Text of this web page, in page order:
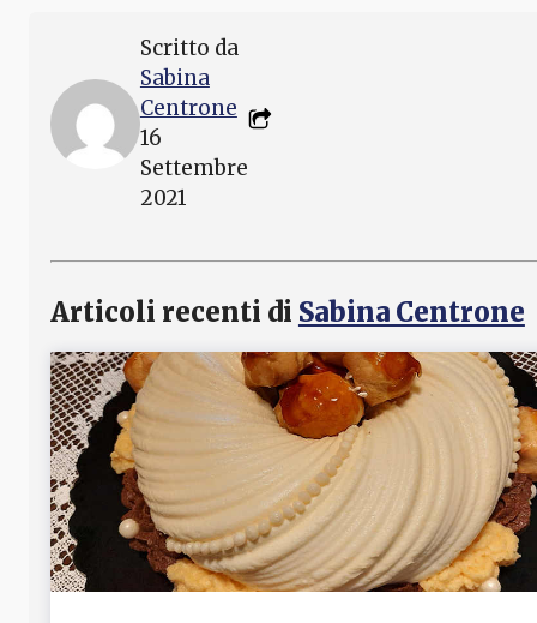
Scritto da
Sabina
Centrone
16
Settembre
2021
Articoli recenti di Sabina Centrone